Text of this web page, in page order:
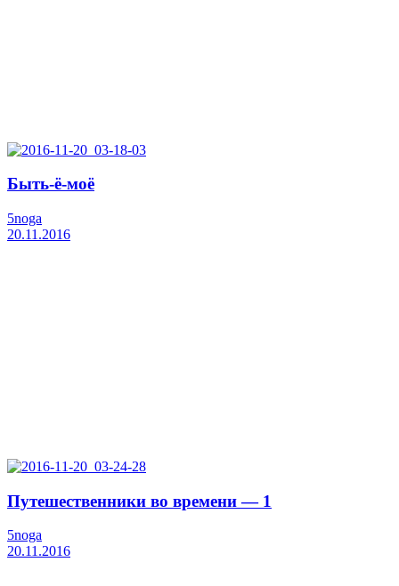
Быть-ё-моё
5noga
20.11.2016
Путешественники во времени — 1
5noga
20.11.2016